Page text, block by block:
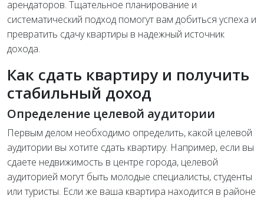
арендаторов. Тщательное планирование и
систематический подход помогут вам добиться успеха и
превратить сдачу квартиры в надежный источник
дохода.
Как сдать квартиру и получить
стабильный доход
Определение целевой аудитории
Первым делом необходимо определить, какой целевой
аудитории вы хотите сдать квартиру. Например, если вы
сдаете недвижимость в центре города, целевой
аудиторией могут быть молодые специалисты, студенты
или туристы. Если же ваша квартира находится в районе